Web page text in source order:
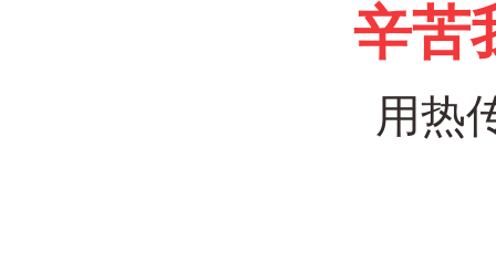
辛苦
用热